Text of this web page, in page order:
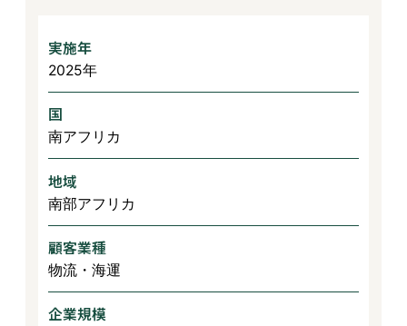
実施年
2025年
国
南アフリカ
地域
南部アフリカ
顧客業種
物流・海運
企業規模